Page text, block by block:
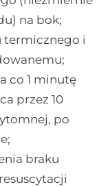
na bok;
termicznego i
co 1 minutę
przez 10
po
braku